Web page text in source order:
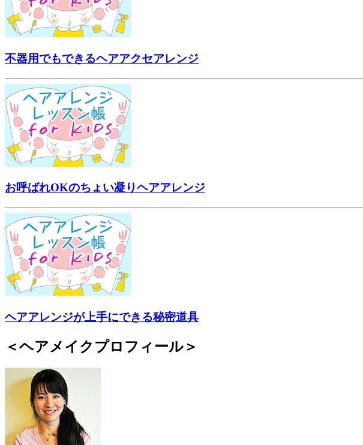
不器用でもできるヘアアクセアレンジ
お呼ばれOKのちょい凝りヘアアレンジ
ヘアアレンジが上手にできる秘密道具
＜ヘアメイクプロフィール＞